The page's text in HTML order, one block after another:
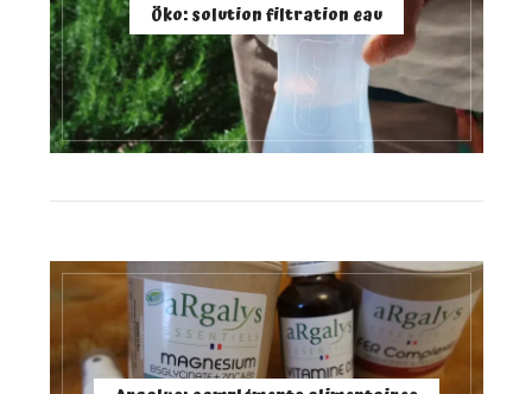
Öko: solution filtration eau